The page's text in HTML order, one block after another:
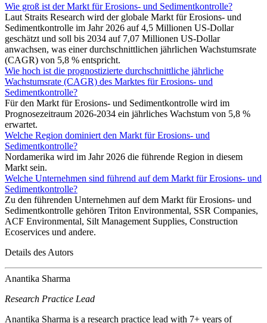
Wie groß ist der Markt für Erosions- und Sedimentkontrolle?
Laut Straits Research wird der globale Markt für Erosions- und
Sedimentkontrolle im Jahr 2026 auf 4,5 Millionen US-Dollar
geschätzt und soll bis 2034 auf 7,07 Millionen US-Dollar
anwachsen, was einer durchschnittlichen jährlichen Wachstumsrate
(CAGR) von 5,8 % entspricht.
Wie hoch ist die prognostizierte durchschnittliche jährliche
Wachstumsrate (CAGR) des Marktes für Erosions- und
Sedimentkontrolle?
Für den Markt für Erosions- und Sedimentkontrolle wird im
Prognosezeitraum 2026-2034 ein jährliches Wachstum von 5,8 %
erwartet.
Welche Region dominiert den Markt für Erosions- und
Sedimentkontrolle?
Nordamerika wird im Jahr 2026 die führende Region in diesem
Markt sein.
Welche Unternehmen sind führend auf dem Markt für Erosions- und
Sedimentkontrolle?
Zu den führenden Unternehmen auf dem Markt für Erosions- und
Sedimentkontrolle gehören Triton Environmental, SSR Companies,
ACF Environmental, Silt Management Supplies, Construction
Ecoservices und andere.
Details des Autors
Anantika Sharma
Research Practice Lead
Anantika Sharma is a research practice lead with 7+ years of